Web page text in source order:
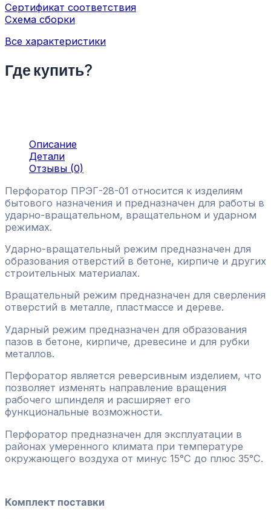
Сертификат соответствия
Схема сборки
Все характеристики
Где купить?
Описание
Детали
Отзывы (0)
Перфоратор ПРЭГ-28-01 относится к изделиям
бытового назначения и предназначен для работы в
ударно-вращательном, вращательном и ударном
режимах.
Ударно-вращательный режим предназначен для
образования отверстий в бетоне, кирпиче и других
строительных материалах.
Вращательный режим предназначен для сверления
отверстий в металле, пластмассе и дереве.
Ударный режим предназначен для образования
пазов в бетоне, кирпиче, древесине и для рубки
металлов.
Перфоратор является реверсивным изделием, что
позволяет изменять направление вращения
рабочего шпинделя и расширяет его
функциональные возможности.
Перфоратор предназначен для эксплуатации в
районах умеренного климата при температуре
окружающего воздуха от минус 15°С до плюс 35°С.
Комплект поставки